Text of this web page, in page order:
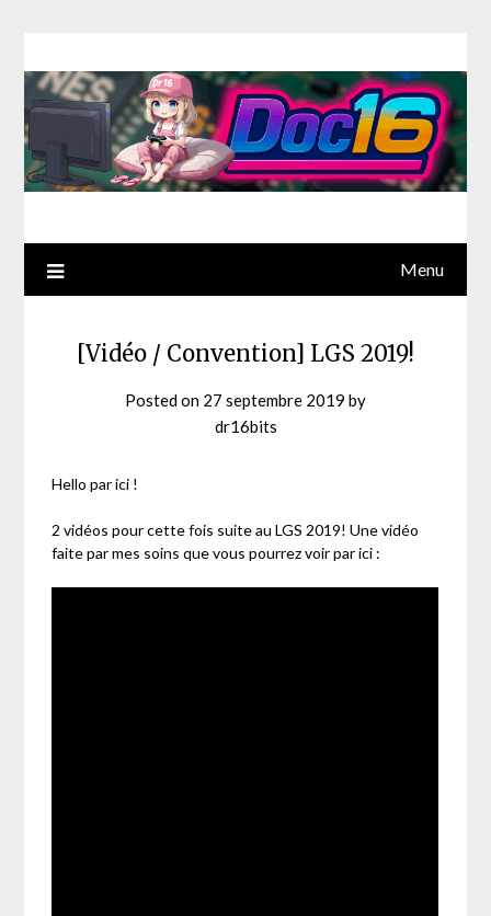
Menu
[Vidéo / Convention] LGS 2019!
Posted on 27 septembre 2019 by
dr16bits
Hello par ici !
2 vidéos pour cette fois suite au LGS 2019! Une vidéo
faite par mes soins que vous pourrez voir par ici :